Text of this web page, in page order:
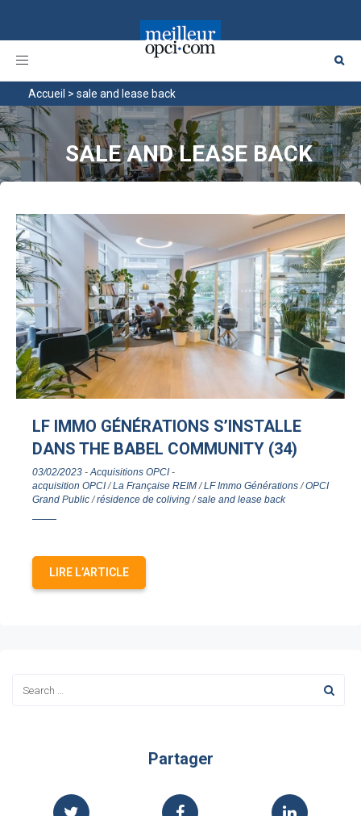
Toggle
Accueil > sale and lease back
SALE AND LEASE BACK
LF IMMO GÉNÉRATIONS S’INSTALLE
DANS THE BABEL COMMUNITY (34)
03/02/2023 -Acquisitions OPCI-
acquisition OPCI/La Française REIM/LF Immo Générations/OPCI
Grand Public/résidence de coliving/sale and lease back
LIRE L’ARTICLE
Partager